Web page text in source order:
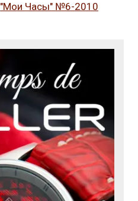
"Мои Часы" №6-2010